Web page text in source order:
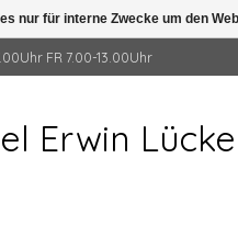
FR 7.00-13.00Uhr
Erwin
nur für interne Zwecke um den